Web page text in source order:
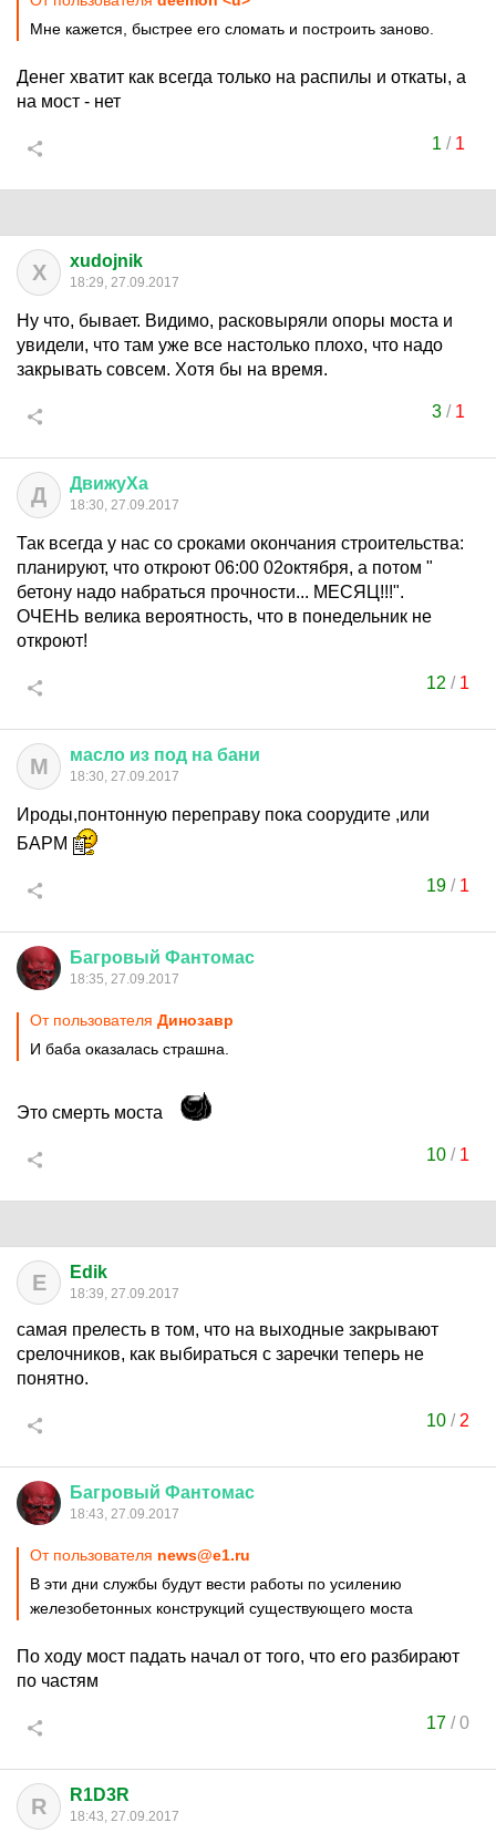
Мне кажется, быстрее его сломать и построить заново.
Денег хватит как всегда только на распилы и откаты, а
на мост - нет
1 / 1
X xudojnik
18:29, 27.09.2017
Ну что, бывает. Видимо, расковыряли опоры моста и
увидели, что там уже все настолько плохо, что надо
закрывать совсем. Хотя бы на время.
3/ 1
Д ДвижуХа
18:30, 27.09.2017
Так всегда у нас со сроками окончания строительства:
планируют, что откроют 06:00 02октября, а потом "
бетону надо набраться прочности... МЕСЯЦ!!!".
ОЧЕНЬ велика вероятность, что в понедельник не
откроют!
12 / 1
М масло из под на бани
18:30, 27.09.2017
Ироды,понтонную переправу пока соорудите ,или
БАРМ
19 / 1
Багровый Фантомас
18:35, 27.09.2017
От пользователя Динозавp
И баба оказалась страшна.
Это смерть моста
10 / 1
E Edik
18:39, 27.09.2017
самая прелесть в том, что на выходные закрывают
срелочников, как выбираться с заречки теперь не
понятно.
10 / 2
Багровый Фантомас
18:43, 27.09.2017
От пользователя news@e1.ru
В эти дни службы будут вести работы по усилению
железобетонных конструкций существующего моста
По ходу мост падать начал от того, что его разбирают
по частям
17 /0
R R1D3R
18:43, 27.09.2017